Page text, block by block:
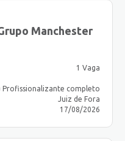
Manchester
1 Vaga
Profissionalizante completo
Juiz de Fora
17/08/2026